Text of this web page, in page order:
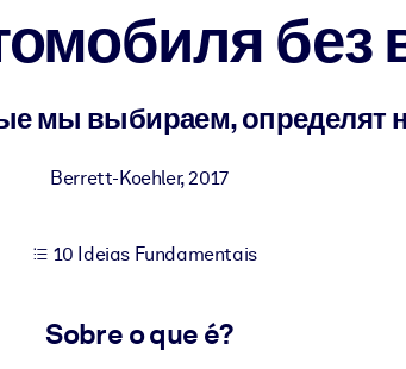
para uso.
os resultados.
без
мы выбираем, определят
Berrett-Koehler,2017
10 Ideias Fundamentais
Sobre o que é?